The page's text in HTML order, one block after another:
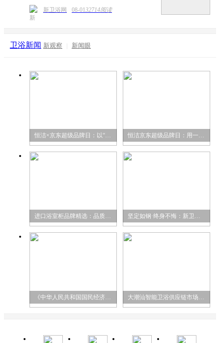
新卫浴网 08-0132714阅读
卫浴新闻 新观察 新闻眼
恒洁×京东超级品牌日：以“乐”为媒，奏响 恒洁京东超级品牌日：用一首歌，开启千万家
进口浴室柜品牌精选：品质与美学的高端之选 坚定如钢·终身不悔：新卫浴网探访法迪奥新